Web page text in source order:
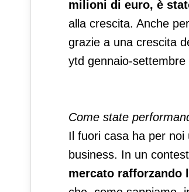
milioni di euro, è
alla crescita. Anche
grazie a una crescita
ytd gennaio-settembre
Come state
Il fuori casa ha per
business. In un
mercato rafforzando